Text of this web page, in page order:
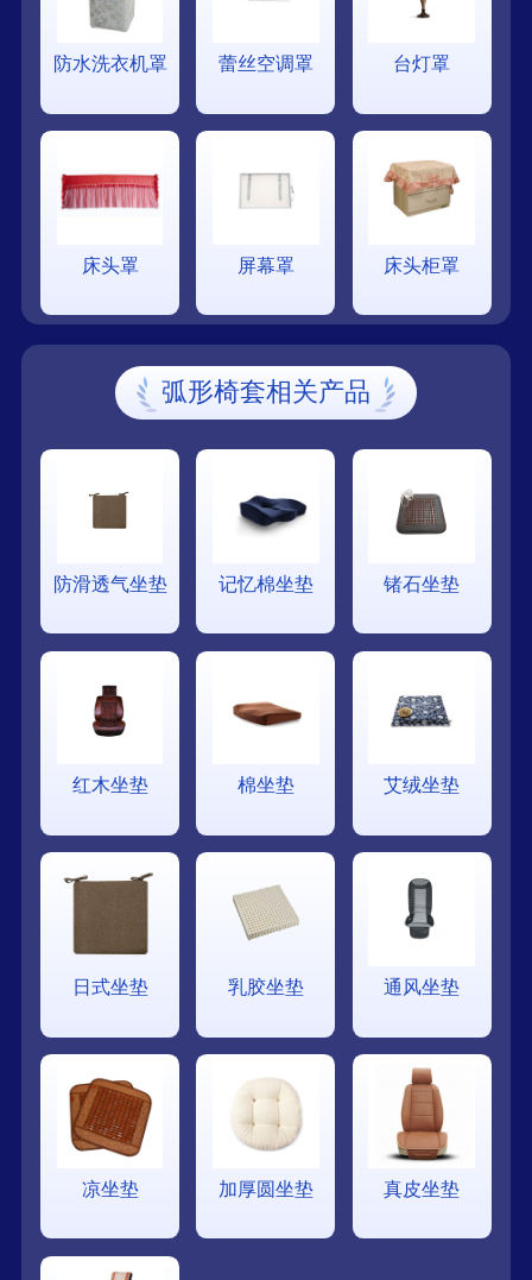
防水洗衣机罩 蕾丝空调罩 台灯罩
床头罩 屏幕罩 床头柜罩
弧形椅套相关产品
防滑透气坐垫 记忆棉坐垫 锗石坐垫
红木坐垫 棉坐垫 艾绒坐垫
日式坐垫 乳胶坐垫 通风坐垫
凉坐垫 加厚圆坐垫 真皮坐垫